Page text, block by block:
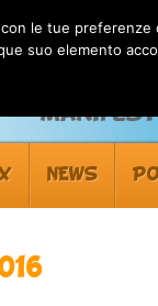
NEWS
le tue
suo elemento